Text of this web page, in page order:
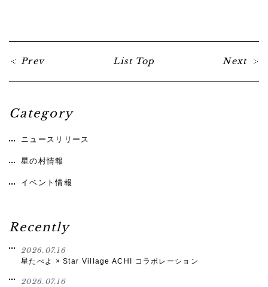
Prev List Top Next
Category
ニュースリリース
星の村情報
イベント情報
Recently
2026.07.16
星たべよ × Star Village ACHI コラボレーション
2026.07.16